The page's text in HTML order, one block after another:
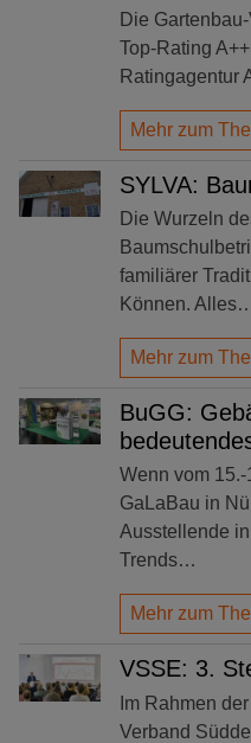
Die
Top-Rating
Ratingagentur
Mehr zum
SYLVA:
Die Wurzeln
familiärer
Können.
Mehr zum
BuGG:
Wenn vom
GaLaBau in
Ausstellende
Trends…
Mehr zum
VSSE: 3.
Im Rahmen
Verband